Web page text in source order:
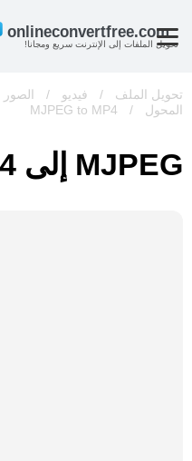
تحويل الملفات إلى الإنترنت سريع ومجانا!
تحويل الملف / فيديو / الصور
المحول
/
MJPEG to MP4
MJPEG إلى MP4